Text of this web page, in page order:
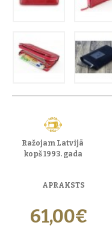
Ražojam Latvijā
kopš 1993. gada
APRAKSTS
61,00€